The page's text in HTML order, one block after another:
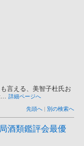
言える、美智子杜氏お
詳細ページへ
先頭へ | 別の検索へ
酒類鑑評会最優